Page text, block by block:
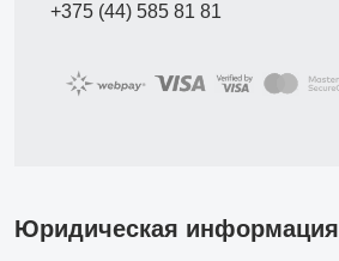
+375 (44) 585 81 81
Юридическая информация